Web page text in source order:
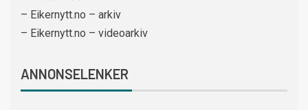
– Eikernytt.no – arkiv
– Eikernytt.no – videoarkiv
ANNONSELENKER